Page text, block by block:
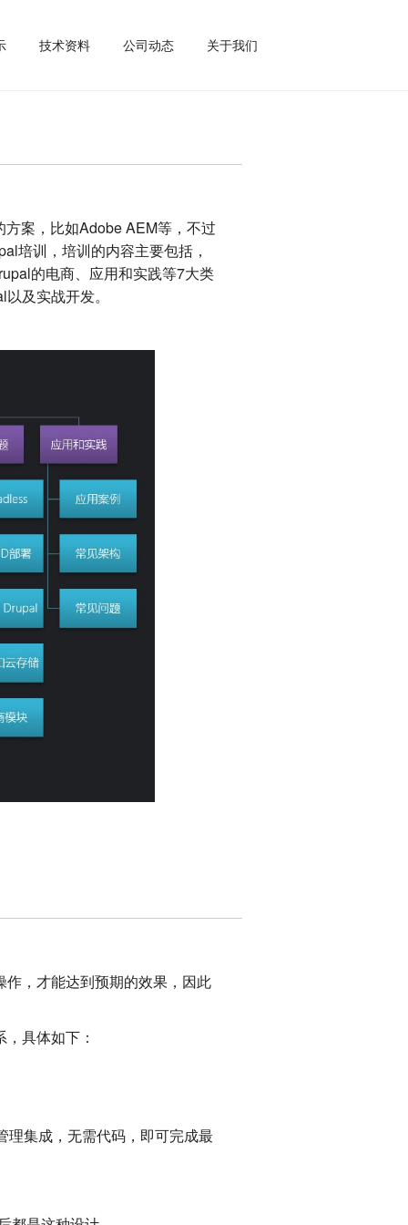
技术资料 公司动态 关于我们
案，比如Adobe AEM等，不过
培训，培训的内容主要包括，
的电商、应用和实践等7大类
及实战开发。
，才能达到预期的效果，因此
具体如下：
集成，无需代码，即可完成最